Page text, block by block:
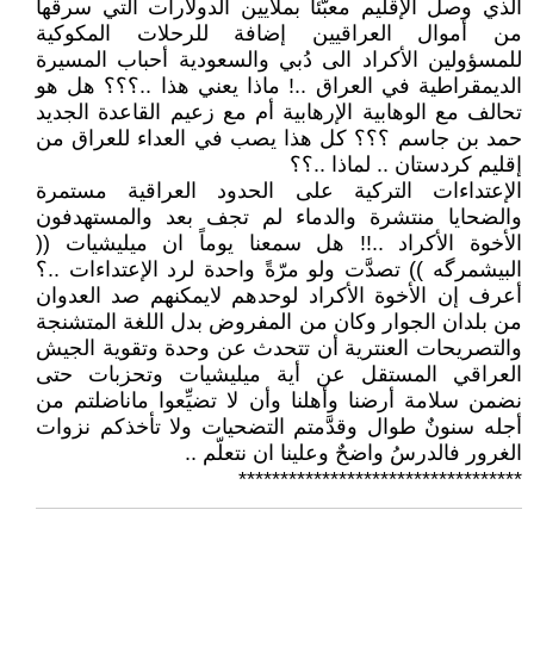
الذي وصل الإقليم معبَّئاً بملايين الدولارات التي سرقها
من أموال العراقيين إضافة للرحلات المكوكية
للمسؤولين الأكراد الى دُبي والسعودية أحباب المسيرة
الديمقراطية في العراق ..! ماذا يعني هذا ..؟؟؟ هل هو
تحالف مع الوهابية الإرهابية أم مع زعيم القاعدة الجديد
حمد بن جاسم ؟؟؟ كل هذا يصب في العداء للعراق من
إقليم كردستان .. لماذا ..؟؟
الإعتداءات التركية على الحدود العراقية مستمرة
والضحايا منتشرة والدماء لم تجف بعد والمستهدفون
الأخوة الأكراد ..!! هل سمعنا يوماً ان ميليشيات ((
البيشمرگه )) تصدَّت ولو مرّةً واحدة لرد الإعتداءات ..؟
أعرف إن الأخوة الأكراد لوحدهم لايمكنهم صد العدوان
من بلدان الجوار وكان من المفروض بدل اللغة المتشنجة
والتصريحات العنترية أن تتحدث عن وحدة وتقوية الجيش
العراقي المستقل عن أية ميليشيات وتحزبات حتى
نضمن سلامة أرضنا وأهلنا وأن لا تضيِّعوا ماناضلتم من
أجله سنونٌ طوال وقدَّمتم التضحيات ولا تأخذكم نزوات
الغرور فالدرسُ واضحٌ وعلينا ان نتعلّم ..
**********************************